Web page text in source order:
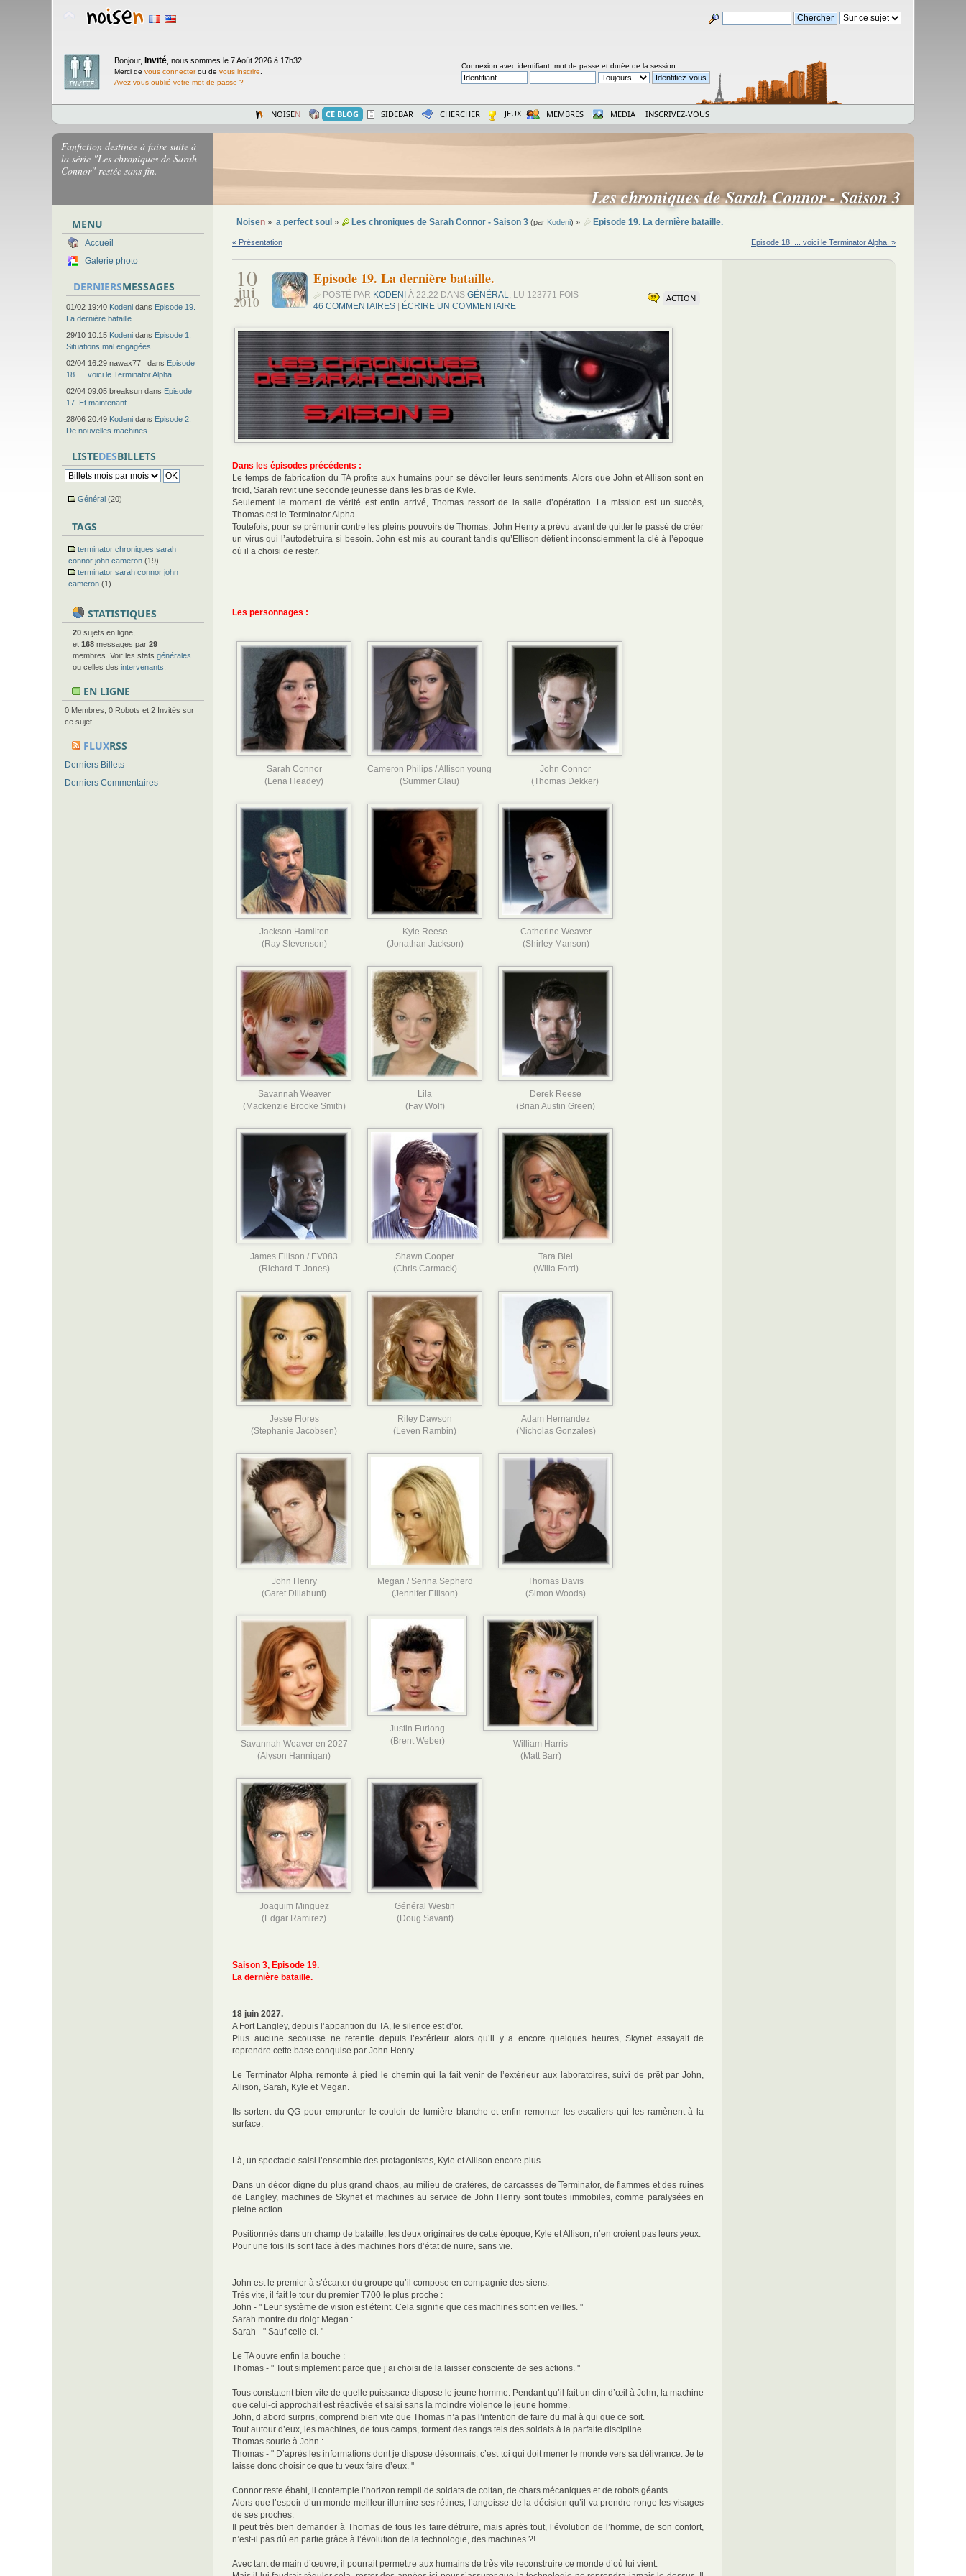
Bonjour, Invité nous sommes le 7 Août 2026 à 17h32.
Merci de vous connecterou de vous inscrire
Avez-vous oublié votre mot de passe ?
Connexion avec identifiant, mot de passe et durée de la session
NOISEN CE BLOG SIDEBAR CHERCHER JEUX MEMBRES MEDIA INSCRIVEZ-VOUS
Fanfiction destinée à faire suite à
la série "Les chroniques de Sarah
Connor" restée sans fin.
MENU
Accueil
Galerie photo
DERNIERSMESSAGES
01/02 19:40 Kodeni dans Episode 19.
La dernière bataille.
29/10 10:15 Kodeni dans Episode 1.
Situations mal engagées.
02/04 16:29 nawax77_ dans Episode
18. ... voici le Terminator Alpha.
02/04 09:05 breaksun dans Episode
17. Et maintenant...
28/06 20:49 Kodeni dans Episode 2.
De nouvelles machines.
LISTEDESBILLETS
Général (20)
TAGS
terminator chroniques sarah
connor john cameron (19)
terminator sarah connor john
cameron (1)
STATISTIQUES
20 sujets en ligne,
et 168 messages par 29
membres. Voir les stats générales
ou celles des intervenants
EN LIGNE
0 Membres, 0 Robots et 2 Invités sur
ce sujet
FLUXRSS
Derniers Billets
Derniers Commentaires
Les chroniques de Sarah Connor - Saison 3
Noisen » a perfect soul » Les chroniques de Sarah Connor - Saison 3(par Kodeni) » Episode 19. La dernière bataille.
« Présentation Episode 18. ... voici le Terminator Alpha. »
10
jui
2010
Episode 19. La dernière bataille.
ACTION
POSTÉ PAR KODENI À 22:22 DANS GÉNÉRAL, LU 123771 FOIS
46 COMMENTAIRES | ÉCRIRE UN COMMENTAIRE
Dans les épisodes précédents :
Le temps de fabrication du TA profite aux humains pour se dévoiler leurs sentiments. Alors que John et Allison sont en
froid, Sarah revit une seconde jeunesse dans les bras de Kyle.
Seulement le moment de vérité est enfin arrivé, Thomas ressort de la salle d’opération. La mission est un succès,
Thomas est le Terminator Alpha.
Toutefois, pour se prémunir contre les pleins pouvoirs de Thomas, John Henry a prévu avant de quitter le passé de créer
un virus qui l’autodétruira si besoin. John est mis au courant tandis qu’Ellison détient inconsciemment la clé à l’époque
où il a choisi de rester.
Les personnages :
Sarah Connor
(Lena Headey)
Cameron Philips / Allison young
(Summer Glau)
John Connor
(Thomas Dekker)
Jackson Hamilton
(Ray Stevenson)
Kyle Reese
(Jonathan Jackson)
Catherine Weaver
(Shirley Manson)
Savannah Weaver
(Mackenzie Brooke Smith)
Lila
(Fay Wolf)
Derek Reese
(Brian Austin Green)
James Ellison / EV083
(Richard T. Jones)
Shawn Cooper
(Chris Carmack)
Tara Biel
(Willa Ford)
Jesse Flores
(Stephanie Jacobsen)
Riley Dawson
(Leven Rambin)
Adam Hernandez
(Nicholas Gonzales)
John Henry
(Garet Dillahunt)
Megan / Serina Sepherd
(Jennifer Ellison)
Thomas Davis
(Simon Woods)
Savannah Weaver en 2027
(Alyson Hannigan)
Justin Furlong
(Brent Weber)
William Harris
(Matt Barr)
Joaquim Minguez
(Edgar Ramirez)
Général Westin
(Doug Savant)
Saison 3, Episode 19.
La dernière bataille.
18 juin 2027.
A Fort Langley, depuis l’apparition du TA, le silence est d’or.
Plus aucune secousse ne retentie depuis l’extérieur alors qu’il y a encore quelques heures, Skynet essayait de
reprendre cette base conquise par John Henry.
Le Terminator Alpha remonte à pied le chemin qui la fait venir de l’extérieur aux laboratoires, suivi de prêt par John,
Allison, Sarah, Kyle et Megan.
Ils sortent du QG pour emprunter le couloir de lumière blanche et enfin remonter les escaliers qui les ramènent à la
surface.
Là, un spectacle saisi l’ensemble des protagonistes, Kyle et Allison encore plus.
Dans un décor digne du plus grand chaos, au milieu de cratères, de carcasses de Terminator, de flammes et des ruines
de Langley, machines de Skynet et machines au service de John Henry sont toutes immobiles, comme paralysées en
pleine action.
Positionnés dans un champ de bataille, les deux originaires de cette époque, Kyle et Allison, n’en croient pas leurs yeux.
Pour une fois ils sont face à des machines hors d’état de nuire, sans vie.
John est le premier à s’écarter du groupe qu’il compose en compagnie des siens.
Très vite, il fait le tour du premier T700 le plus proche :
John - " Leur système de vision est éteint. Cela signifie que ces machines sont en veilles. "
Sarah montre du doigt Megan :
Sarah - " Sauf celle-ci. "
Le TA ouvre enfin la bouche :
Thomas - " Tout simplement parce que j’ai choisi de la laisser consciente de ses actions. "
Tous constatent bien vite de quelle puissance dispose le jeune homme. Pendant qu’il fait un clin d’œil à John, la machine
que celui-ci approchait est réactivée et saisi sans la moindre violence le jeune homme.
John, d’abord surpris, comprend bien vite que Thomas n’a pas l’intention de faire du mal à qui que ce soit.
Tout autour d’eux, les machines, de tous camps, forment des rangs tels des soldats à la parfaite discipline.
Thomas sourie à John :
Thomas - " D’après les informations dont je dispose désormais, c’est toi qui doit mener le monde vers sa délivrance. Je te
laisse donc choisir ce que tu veux faire d’eux. "
Connor reste ébahi, il contemple l’horizon rempli de soldats de coltan, de chars mécaniques et de robots géants.
Alors que l’espoir d’un monde meilleur illumine ses rétines, l’angoisse de la décision qu’il va prendre ronge les visages
de ses proches.
Il peut très bien demander à Thomas de tous les faire détruire, mais après tout, l’évolution de l’homme, de son confort,
n’est-il pas dû en partie grâce à l’évolution de la technologie, des machines ?!
Avec tant de main d’œuvre, il pourrait permettre aux humains de très vite reconstruire ce monde d’où lui vient.